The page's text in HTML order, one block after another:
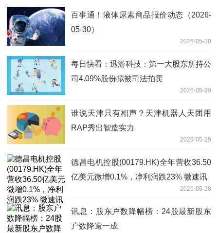
百事通！液体尿素商品报价动态（2026-
05-30）
2026-05-30
每日快看：迅游科技：第一大股东所持公
司4.09%股份拟被司法拍卖
2026-05-29
谁说天津只有相声？天津机器人天团用
RAP秀出智造实力
2026-05-29
德昌电机控股(00179.HK)全年营收36.50
亿美元微增0.1%，净利润跌23% 微速讯
2026-05-28
讯息：股东户数降幅榜：24股最新股东
户数降逾一成